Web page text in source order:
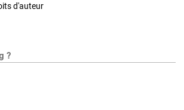
d'auteur
?